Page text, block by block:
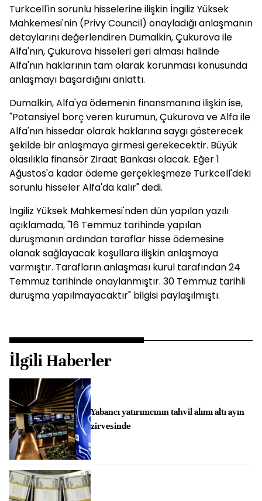
Turkcell'in sorunlu hisselerine ilişkin İngiliz Yüksek
Mahkemesi'nin (Privy Council) onayladığı anlaşmanın
detaylarını değerlendiren Dumalkin, Çukurova ile
Alfa'nın, Çukurova hisseleri geri alması halinde
Alfa'nın haklarının tam olarak korunması konusunda
anlaşmayı başardığını anlattı.
Dumalkin, Alfa'ya ödemenin finansmanına ilişkin ise,
"Potansiyel borç veren kurumun, Çukurova ve Alfa ile
Alfa'nın hissedar olarak haklarına saygı gösterecek
şekilde bir anlaşmaya girmesi gerekecektir. Büyük
olasılıkla finansör Ziraat Bankası olacak. Eğer 1
Ağustos'a kadar ödeme gerçekleşmeze Turkcell'deki
sorunlu hisseler Alfa'da kalır" dedi.
İngiliz Yüksek Mahkemesi'nden dün yapılan yazılı
açıklamada, "16 Temmuz tarihinde yapılan
duruşmanın ardından taraflar hisse ödemesine
olanak sağlayacak koşullara ilişkin anlaşmaya
varmıştır. Tarafların anlaşması kurul tarafından 24
Temmuz tarihinde onaylanmıştır. 30 Temmuz tarihli
duruşma yapılmayacaktır" bilgisi paylaşılmıştı.
İlgili Haberler
Yabancı yatırımcının tahvil alımı altı ayın
zirvesinde